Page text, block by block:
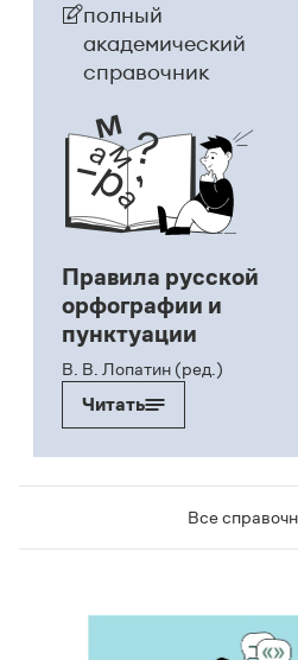
полный
академический
справочник
Правила русской
орфографии и
пунктуации
В. В. Лопатин (ред.)
Читать
Все